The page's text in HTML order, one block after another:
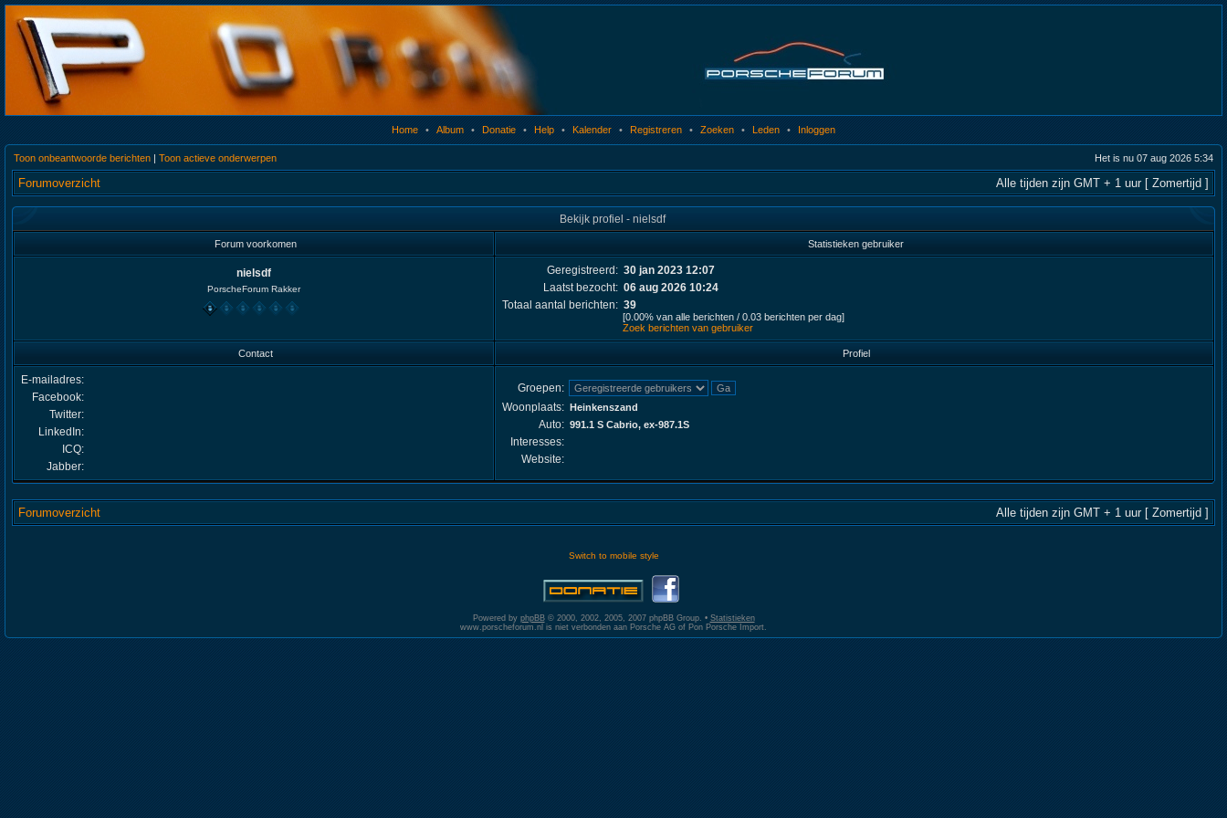
Home • Album • Donatie • Help • Kalender • Registreren • Zoeken • Leden • Inloggen
Toon onbeantwoorde berichten | Toon actieve onderwerpen Het is nu 07 aug 2026 5:34
Forumoverzicht Alle tijden zijn GMT + 1 uur [ Zomertijd ]
Bekijk profiel - nielsdf
Forum voorkomen Statistieken gebruiker
nielsdf
PorscheForum Rakker
Geregistreerd: 30 jan 2023 12:07
Laatst bezocht: 06 aug 2026 10:24
Totaal aantal berichten: 39
[0.00% van alle berichten / 0.03 berichten per dag]
Zoek berichten van gebruiker
Contact Profiel
E-mailadres:
Facebook:
Twitter:
LinkedIn:
ICQ:
Jabber:
Groepen:
Woonplaats: Heinkenszand
Auto: 991.1 S Cabrio, ex-987.1S
Interesses:
Website:
Forumoverzicht Alle tijden zijn GMT + 1 uur [ Zomertijd ]
Switch to mobile style
Powered by phpBB© 2000, 2002, 2005, 2007 phpBB Group. • Statistieken
www.porscheforum.nl is niet verbonden aan Porsche AG of Pon Porsche Import.